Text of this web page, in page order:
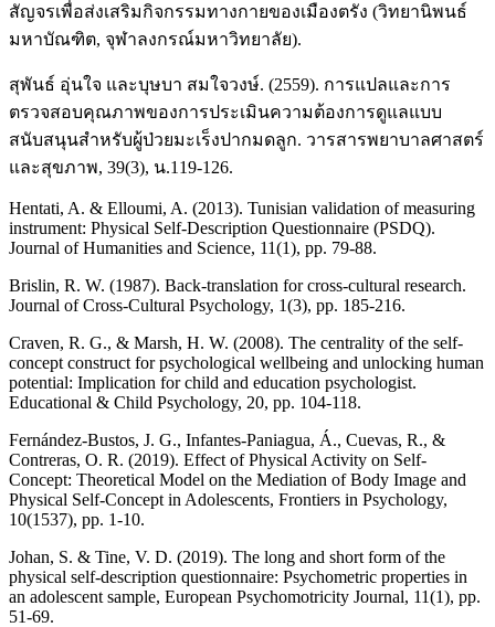
สัญจรเพื่อส่งเสริมกิจกรรมทางกายของเมืองตรัง (วิทยานิพนธ์
มหาบัณฑิต, จุฬาลงกรณ์มหาวิทยาลัย).
สุพันธ์ อุ่นใจ และบุษบา สมใจวงษ์. (2559). การแปลและการ
ตรวจสอบคุณภาพของการประเมินความต้องการดูแลแบบ
สนับสนุนสำหรับผู้ป่วยมะเร็งปากมดลูก. วารสารพยาบาลศาสตร์
และสุขภาพ, 39(3), น.119-126.
Hentati, A. & Elloumi, A. (2013). Tunisian validation of measuring
instrument: Physical Self-Description Questionnaire (PSDQ).
Journal of Humanities and Science, 11(1), pp. 79-88.
Brislin, R. W. (1987). Back-translation for cross-cultural research.
Journal of Cross-Cultural Psychology, 1(3), pp. 185-216.
Craven, R. G., & Marsh, H. W. (2008). The centrality of the self-
concept construct for psychological wellbeing and unlocking human
potential: Implication for child and education psychologist.
Educational & Child Psychology, 20, pp. 104-118.
Fernández-Bustos, J. G., Infantes-Paniagua, Á., Cuevas, R., &
Contreras, O. R. (2019). Effect of Physical Activity on Self-
Concept: Theoretical Model on the Mediation of Body Image and
Physical Self-Concept in Adolescents, Frontiers in Psychology,
10(1537), pp. 1-10.
Johan, S. & Tine, V. D. (2019). The long and short form of the
physical self-description questionnaire: Psychometric properties in
an adolescent sample, European Psychomotricity Journal, 11(1), pp.
51-69.